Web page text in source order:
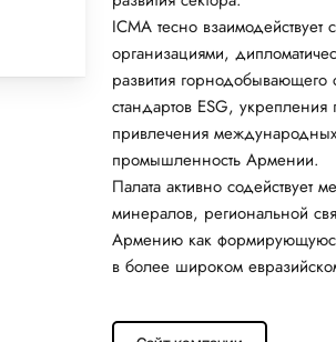
ICMA тесно
организациями,
развития
стандартов ESG, укрепления
привлечения
промышленность Армении.
Палата активно содействует
минералов, региональной
Армению как
в более широком